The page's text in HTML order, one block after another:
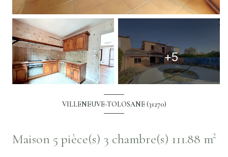
+5
VILLENEUVE-TOLOSANE (31270)
Maison 5 pièce(s) 3 chambre(s) 111.88 m²